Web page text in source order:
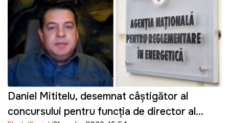
Daniel Mititelu, desemnat câștigător al
concursului pentru funcția de director al